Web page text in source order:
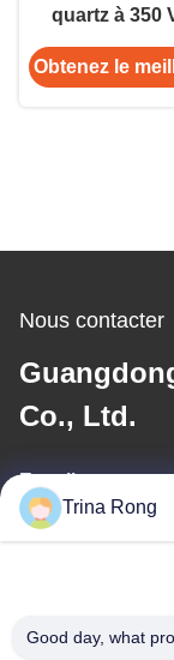
quartz à 350
instruments
Obtenez le
Nous contacter
Co., Ltd.
E-mail
Trina Rong
Good day, what